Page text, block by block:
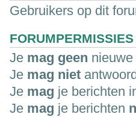
Gebruikers op dit
FORUMPERMISSIES
Je mag geen
Je mag niet
Je mag je berichten
Je mag je berichten